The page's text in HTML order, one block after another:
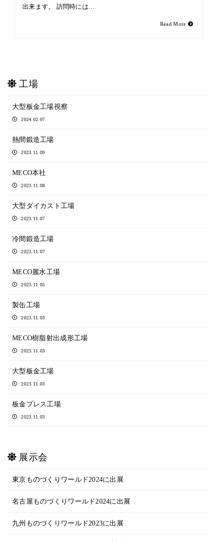
出来ます。 訪問時には…
Read More
工場
大型板金工場視察
2024.02.07
熱間鍛造工場
2023.11.09
MECO本社
2023.11.08
大型ダイカスト工場
2023.11.07
冷間鍛造工場
2023.11.07
MECO麗水工場
2023.11.05
製缶工場
2023.11.03
MECO樹脂射出成形工場
2023.11.03
大型板金工場
2023.11.03
板金プレス工場
2023.11.03
展示会
東京ものづくりワールド2024に出展
名古屋ものづくりワールド2024に出展
九州ものづくりワールド2023に出展